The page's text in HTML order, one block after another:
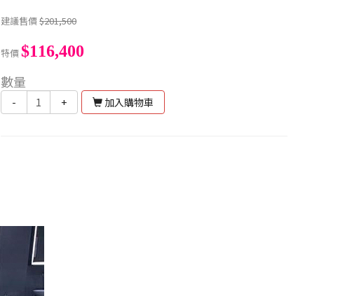
建議售價$201,500
特價$116,400
數量
- + 加入購物車